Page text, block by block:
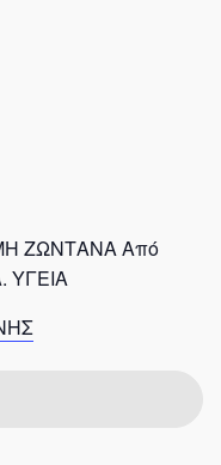
ΖΩΝΤΑΝΑ Από
ΥΓΕΙΑ